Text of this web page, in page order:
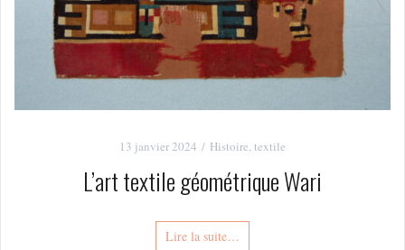
13 janvier 2024 Histoire textile
L’art textile géométrique Wari
Lire la suite…